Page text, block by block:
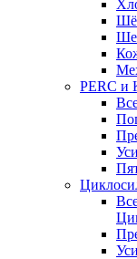
PERC и